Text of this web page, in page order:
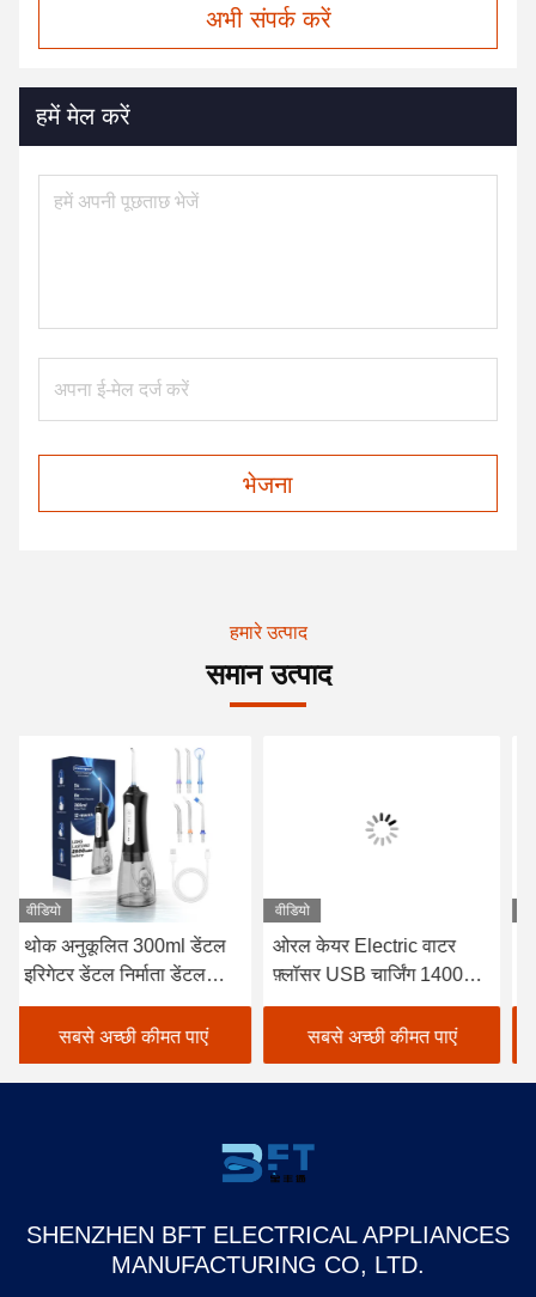
अभी संपर्क करें
हमें मेल करें
भेजना
हमारे उत्पाद
समान उत्पाद
वीडियो
थोक अनुकूलित 300ml डेंटल
इरिगेटर डेंटल निर्माता डेंटल
फ्लॉस पंचर रिचार्जेबल
वाटरप्रूफ स्मार्ट वाटर फ्लॉसर
सबसे अच्छी कीमत पाएं
वीडियो
ओरल केयर Electric वाटर
फ़्लॉसर USB चार्जिंग 1400
पल्स/मिन
सबसे अच्छी कीमत पाएं
SHENZHEN BFT ELECTRICAL APPLIANCES
MANUFACTURING CO, LTD.